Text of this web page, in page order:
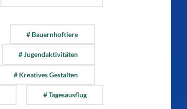
# Bauernhoftiere
# Jugendaktivitäten
# Kreatives Gestalten
# Tagesausflug